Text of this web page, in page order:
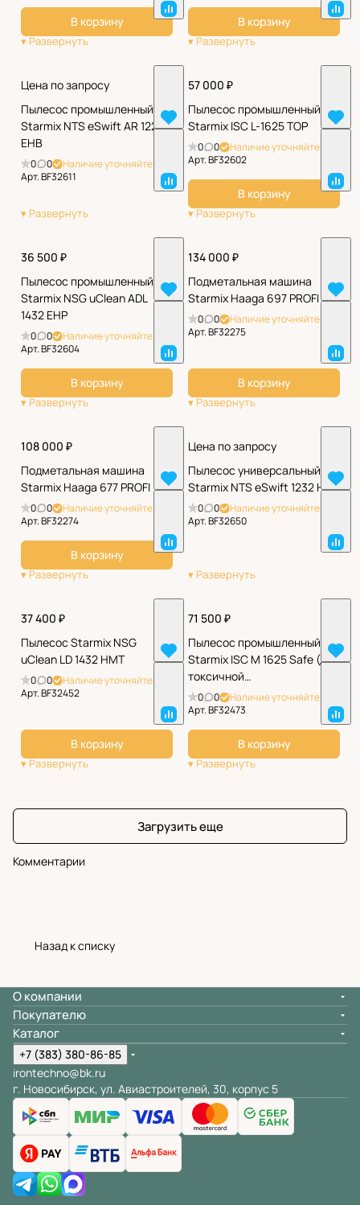
В корзину В корзину
Цена по запросу
Пылесос промышленный
Starmix NTS eSwift AR 1220
EHB
0 0
Наличие уточняйте
Арт.BF32611
57 000 ₽
Пылесос промышленный
Starmix ISC L-1625 TOP
0 0
Наличие уточняйте
Арт.BF32602
В корзину
36 500 ₽
Пылесос промышленный
Starmix NSG uClean ADL
1432 EHP
0 0
Наличие уточняйте
Арт.BF32604
В корзину
134 000 ₽
Подметальная машина
Starmix Haaga 697 PROFI
0 0
Наличие уточняйте
Арт.BF32275
В корзину
108 000 ₽
Подметальная машина
Starmix Haaga 677 PROFI
0 0
Наличие уточняйте
Арт.BF32274
В корзину
Цена по запросу
Пылесос универсальный
Starmix NTS eSwift 1232 HK
0 0
Наличие уточняйте
Арт.BF32650
37 400 ₽
Пылесос Starmix NSG
uClean LD 1432 НМТ
0 0
Наличие уточняйте
Арт.BF32452
В корзину
71 500 ₽
Пылесос промышленный
Starmix ISC M 1625 Safe (для
токсичной
мелкодисперсной пыли)
0 0
Наличие уточняйте
Арт.BF32473
В корзину
Загрузить еще
Комментарии
Назад к списку
О компании
Покупателю
Каталог
+7 (383) 380-86-85
irontechno@bk.ru
г. Новосибирск, ул. Авиастроителей, 30, корпус 5